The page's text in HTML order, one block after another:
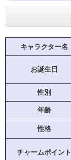
キャラクター名
お誕生日
性別
年齢
性格
チャームポイント